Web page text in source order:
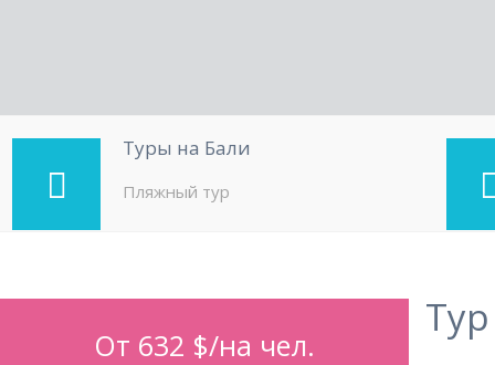
Туры на Бали
Пляжный тур
От 632 $/на чел.